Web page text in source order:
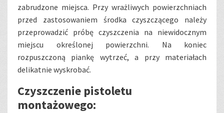
zabrudzone miejsca. Przy wrażliwych powierzchniach
przed zastosowaniem środka czyszczącego należy
przeprowadzić próbę czyszczenia na niewidocznym
miejscu określonej powierzchni. Na koniec
rozpuszczoną piankę wytrzeć, a przy materiałach
delikatnie wyskrobać.
Czyszczenie pistoletu
montażowego: